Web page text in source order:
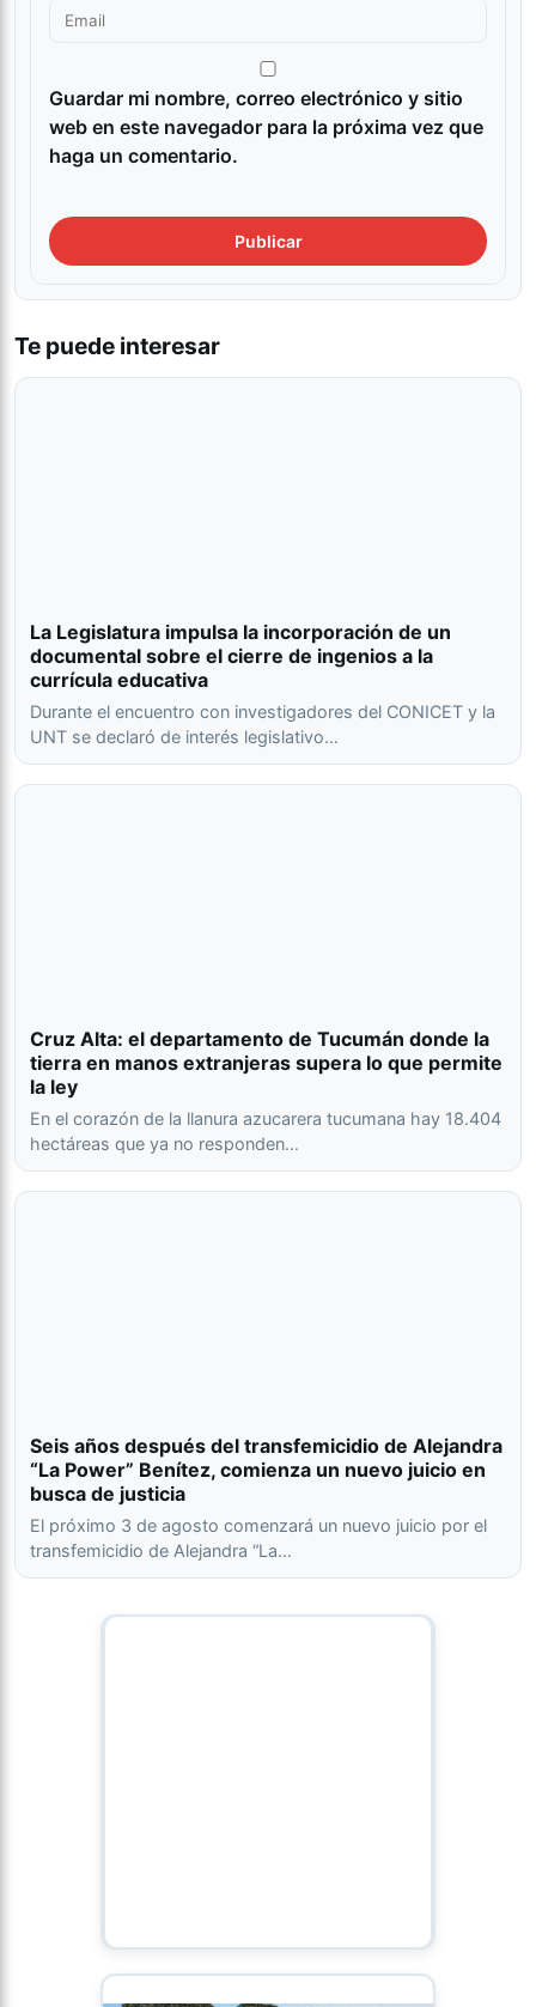
Guardar mi nombre, correo electrónico y sitio
web en este navegador para la próxima vez que
haga un comentario.
Te puede interesar
La Legislatura impulsa la incorporación de un
documental sobre el cierre de ingenios a la
currícula educativa
Durante el encuentro con investigadores del CONICET y la
UNT se declaró de interés legislativo…
Cruz Alta: el departamento de Tucumán donde la
tierra en manos extranjeras supera lo que permite
la ley
En el corazón de la llanura azucarera tucumana hay 18.404
hectáreas que ya no responden…
Seis años después del transfemicidio de Alejandra
“La Power” Benítez, comienza un nuevo juicio en
busca de justicia
El próximo 3 de agosto comenzará un nuevo juicio por el
transfemicidio de Alejandra “La…